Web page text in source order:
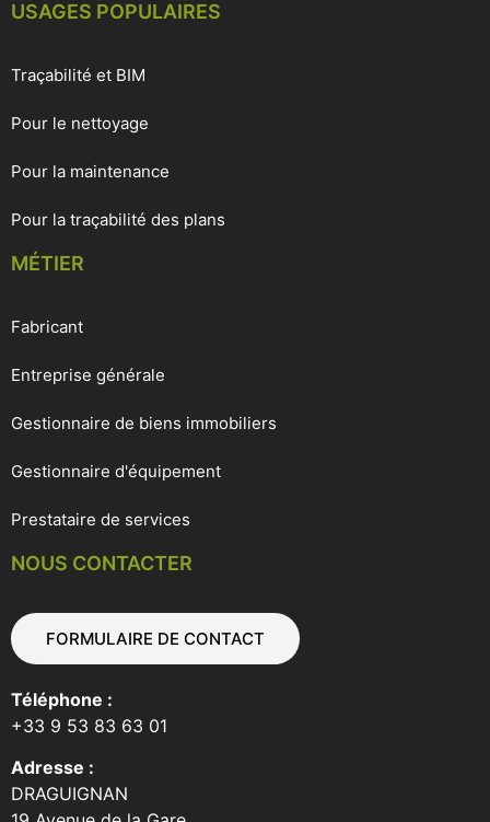
USAGES POPULAIRES
Traçabilité et BIM
Pour le nettoyage
Pour la maintenance
Pour la traçabilité des plans
MÉTIER
Fabricant
Entreprise générale
Gestionnaire de biens immobiliers
Gestionnaire d'équipement
Prestataire de services
NOUS CONTACTER
FORMULAIRE DE CONTACT
Téléphone :
+33 9 53 83 63 01
Adresse :
DRAGUIGNAN